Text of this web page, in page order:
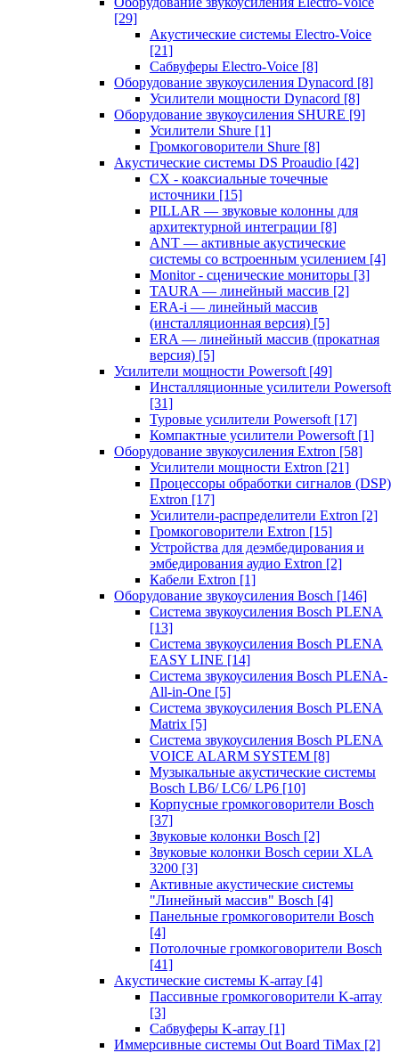
[29]
Акустические системы Electro-Voice
[21]
Сабвуферы Electro-Voice [8]
Оборудование звукоусиления Dynacord [8]
Усилители мощности Dynacord [8]
Оборудование звукоусиления SHURE [9]
Усилители Shure [1]
Громкоговорители Shure [8]
Акустические системы DS Proaudio [42]
CX - коаксиальные точечные
источники [15]
PILLAR — звуковые колонны для
архитектурной интеграции [8]
ANT — активные акустические
системы со встроенным усилением [4]
Monitor - сценические мониторы [3]
TAURA — линейный массив [2]
ERA-i — линейный массив
(инсталляционная версия) [5]
ERA — линейный массив (прокатная
версия) [5]
Усилители мощности Powersoft [49]
Инсталляционные усилители Powersoft
[31]
Туровые усилители Powersoft [17]
Компактные усилители Powersoft [1]
Оборудование звукоусиления Extron [58]
Усилители мощности Extron [21]
Процессоры обработки сигналов (DSP)
Extron [17]
Усилители-распределители Extron [2]
Громкоговорители Extron [15]
Устройства для деэмбедирования и
эмбедирования аудио Extron [2]
Кабели Extron [1]
Оборудование звукоусиления Bosch [146]
Система звукоусиления Bosch PLENA
[13]
Система звукоусиления Bosch PLENA
EASY LINE [14]
Система звукоусиления Bosch PLENA-
All-in-One [5]
Система звукоусиления Bosch PLENA
Matrix [5]
Система звукоусиления Bosch PLENA
VOICE ALARM SYSTEM [8]
Музыкальные акустические системы
Bosch LB6/ LC6/ LP6 [10]
Корпусные громкоговорители Bosch
[37]
Звуковые колонки Bosch [2]
Звуковые колонки Bosch серии XLA
3200 [3]
Активные акустические системы
"Линейный массив" Bosch [4]
Панельные громкоговорители Bosch
[4]
Потолочные громкоговорители Bosch
[41]
Акустические системы K-array [4]
Пассивные громкоговорители K-array
[3]
Сабвуферы K-array [1]
Иммерсивные системы Out Board TiMax [2]